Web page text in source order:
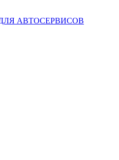
АВТОСЕРВИСОВ